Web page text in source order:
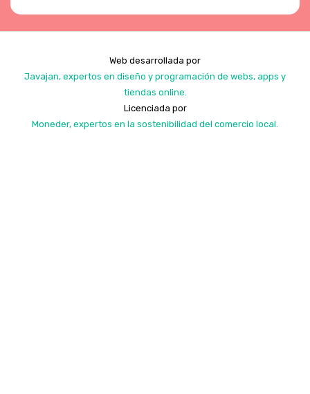
Web desarrollada por
Javajan, expertos en diseño y programación de webs, apps y
tiendas online.
Licenciada por
Moneder, expertos en la sostenibilidad del comercio local.